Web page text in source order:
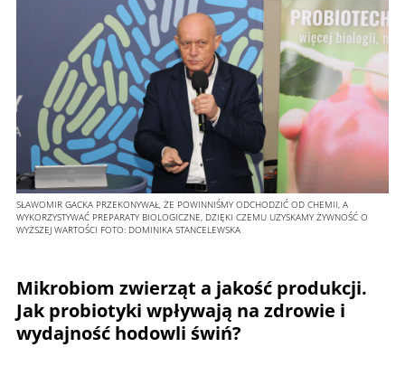
SŁAWOMIR GACKA PRZEKONYWAŁ, ŻE POWINNIŚMY ODCHODZIĆ OD CHEMII, A
WYKORZYSTYWAĆ PREPARATY BIOLOGICZNE, DZIĘKI CZEMU UZYSKAMY ŻYWNOŚĆ O
WYŻSZEJ WARTOŚCI FOTO: DOMINIKA STANCELEWSKA
Mikrobiom zwierząt a jakość produkcji.
Jak probiotyki wpływają na zdrowie i
wydajność hodowli świń?